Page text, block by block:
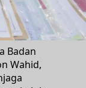
Badan
Wahid,